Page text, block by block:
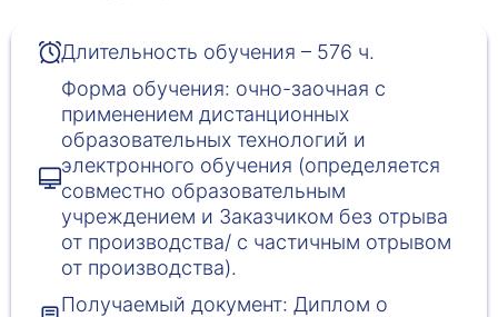
Длительность обучения – 576 ч.
Форма обучения: очно-заочная с
применением дистанционных
образовательных технологий и
электронного обучения (определяется
совместно образовательным
учреждением и Заказчиком без отрыва
от производства/ с частичным отрывом
от производства).
Получаемый документ: Диплом о
Получить консультацию